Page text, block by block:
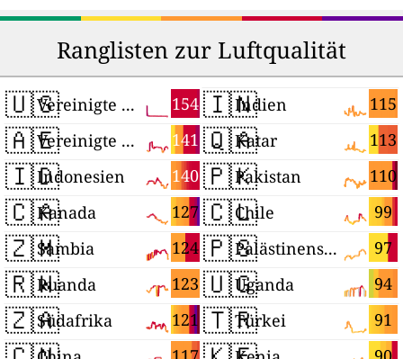
Ranglisten zur Luftqualität
🇺🇸 154
Vereinigte Staaten
🇦🇪 141
Vereinigte Arabische Emirate
🇮🇩 140
Indonesien
🇨🇦 127
Kanada
🇿🇲 124
Sambia
🇷🇼 123
Ruanda
🇿🇦 121
Südafrika
🇮🇳 115
Indien
🇶🇦 113
Katar
🇵🇰 110
Pakistan
🇨🇱 99
Chile
🇵🇸 97
Palästinensische Autonomiegebiete
🇺🇬 94
Uganda
🇹🇷 91
Türkei